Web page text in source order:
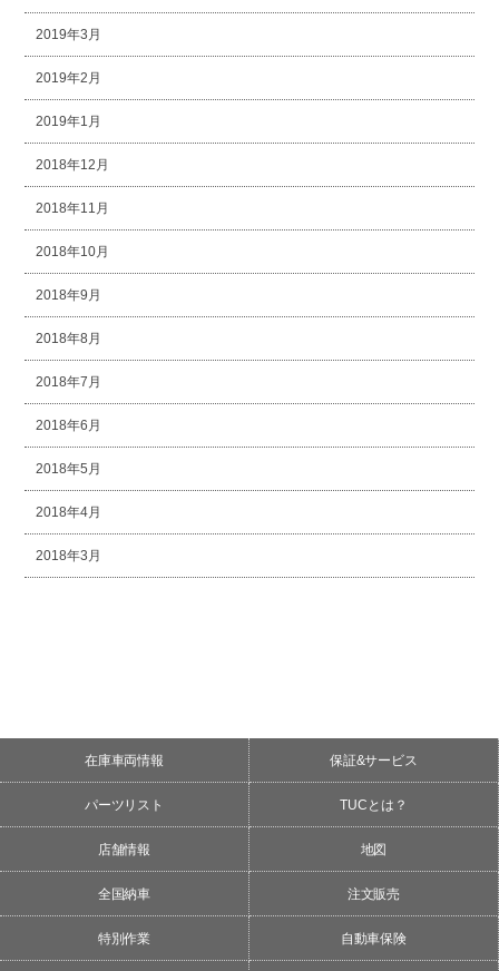
2019年3月
2019年2月
2019年1月
2018年12月
2018年11月
2018年10月
2018年9月
2018年8月
2018年7月
2018年6月
2018年5月
2018年4月
2018年3月
在庫車両情報 保証&サービス
パーツリスト TUCとは？
店舗情報 地図
全国納車 注文販売
特別作業 自動車保険